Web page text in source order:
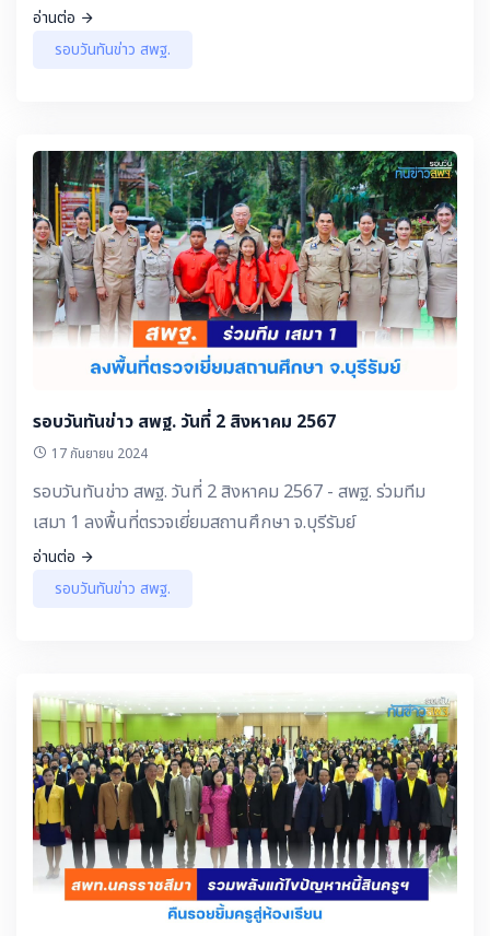
จังหวัดภาคกลาง (ประเทศไทย) ครั้งที่ 12
อ่านต่อ
รอบวันทันข่าว สพฐ.
รอบวันทันข่าว สพฐ. วันที่ 2 สิงหาคม 2567
17 กันยายน 2024
รอบวันทันข่าว สพฐ. วันที่ 2 สิงหาคม 2567 - สพฐ. ร่วมทีม
เสมา 1 ลงพื้นที่ตรวจเยี่ยมสถานศึกษา จ.บุรีรัมย์
อ่านต่อ
รอบวันทันข่าว สพฐ.